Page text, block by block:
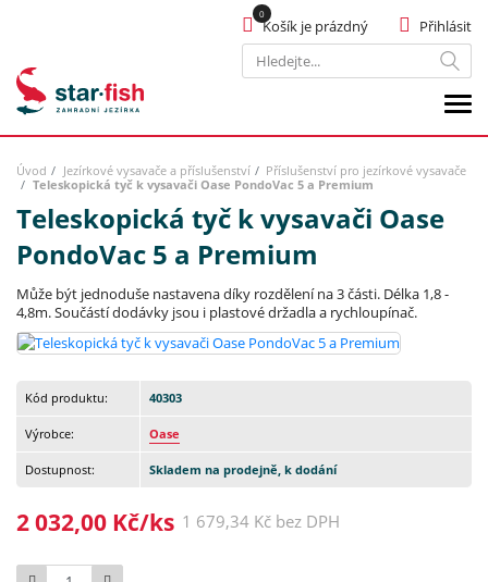
Hledat
Přihlásit
Košík je prázdný
Úvod Jezírkové vysavače a příslušenství
Příslušenství pro jezírkové vysavače
Teleskopická tyč k vysavači Oase PondoVac 5 a Premium
Teleskopická tyč k vysavači Oase
PondoVac 5 a Premium
Může být jednoduše nastavena díky rozdělení na 3 části. Délka 1,8 -
4,8m. Součástí dodávky jsou i plastové držadla a rychloupínač.
Kód produktu: 40303
Výrobce: Oase
Dostupnost: Skladem na prodejně, k dodání
2 032,00 Kč/ks 1 679,34 Kč bez DPH
Počet